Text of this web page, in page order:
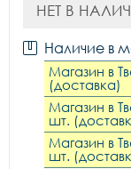
НЕТ В
Наличие в
Магазин в
(доставка)
Магазин в
шт.
Магазин в
шт.